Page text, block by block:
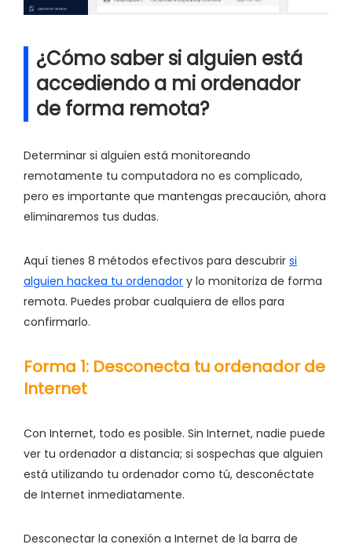
¿Cómo saber si alguien está
accediendo a mi ordenador
de forma remota?
Determinar si alguien está monitoreando
remotamente tu computadora no es complicado,
pero es importante que mantengas precaución, ahora
eliminaremos tus dudas.
Aquí tienes 8 métodos efectivos para descubrir si
alguien hackea tu ordenador y lo monitoriza de forma
remota. Puedes probar cualquiera de ellos para
confirmarlo.
Forma 1: Desconecta tu ordenador de
Internet
Con Internet, todo es posible. Sin Internet, nadie puede
ver tu ordenador a distancia; si sospechas que alguien
está utilizando tu ordenador como tú, desconéctate
de Internet inmediatamente.
Desconectar la conexión a Internet de la barra de